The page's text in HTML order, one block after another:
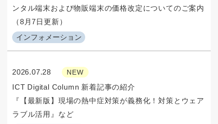
インフォメーション
ンタル端末および物販端末の価格改定についてのご案内
（8月7日更新）
2026.07.28 NEW
ICT Digital Column 新着記事の紹介
『【最新版】現場の熱中症対策が義務化！対策とウェア
ラブル活用』など